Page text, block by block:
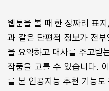
웹툰을 볼 때 한 장짜리 표
과 같은 단편적 정보가 전
을 요약하고 대사를 주고받
작품을 고를 수 있습니다.
를 본 인공지능 추천 기능도